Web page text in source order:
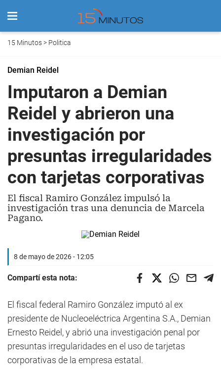
15 Minutos> Politica
Demian Reidel
Imputaron a Demian
Reidel y abrieron una
investigación por
presuntas irregularidades
con tarjetas corporativas
El fiscal Ramiro González impulsó la
investigación tras una denuncia de Marcela
Pagano.
8 de mayo de 2026 - 12:05
Compartí esta nota:
El fiscal federal Ramiro González imputó al ex
presidente de Nucleoeléctrica Argentina S.A., Demian
Ernesto Reidel, y abrió una investigación penal por
presuntas irregularidades en el uso de tarjetas
corporativas de la empresa estatal.